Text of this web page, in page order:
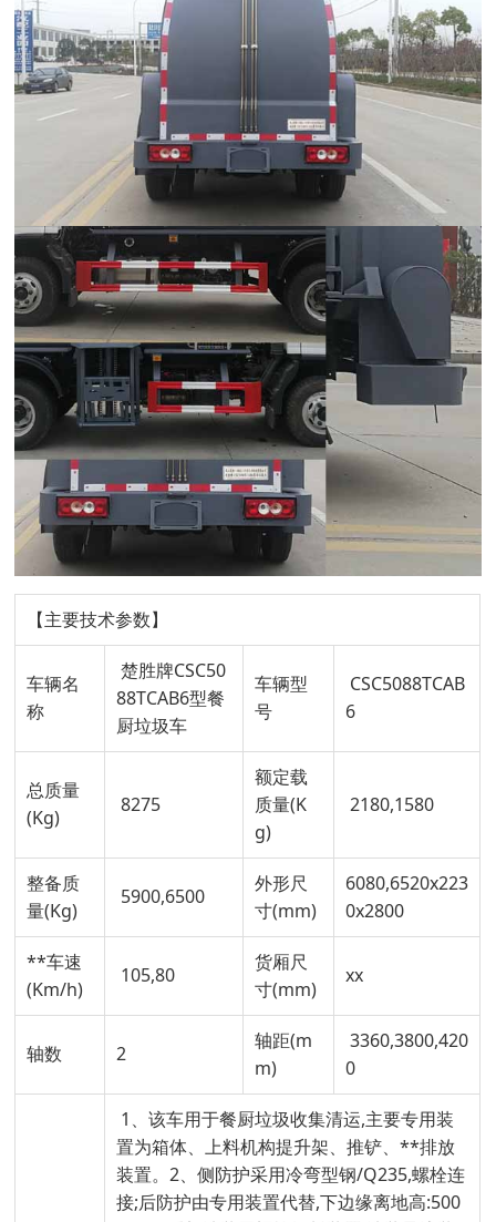
【主要技术参数】
车辆名
称
楚胜牌CSC50
88TCAB6型餐
厨垃圾车
车辆型
号
CSC5088TCAB
6
总质量
(Kg)
8275
额定载
质量(K
g)
2180,1580
整备质
量(Kg)
5900,6500
外形尺
寸(mm)
6080,6520x223
0x2800
**车速
(Km/h)
105,80
货厢尺
寸(mm)
xx
轴数 2
轴距(m
m)
3360,3800,420
0
1、该车用于餐厨垃圾收集清运,主要专用装
置为箱体、上料机构提升架、推铲、**排放
装置。2、侧防护采用冷弯型钢/Q235,螺栓连
接;后防护由专用装置代替,下边缘离地高:500